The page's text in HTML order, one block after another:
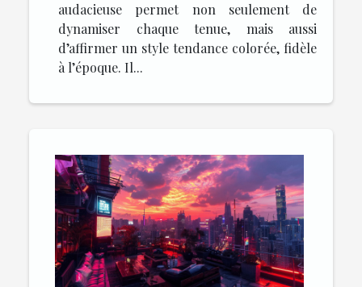
audacieuse permet non seulement de
dynamiser chaque tenue, mais aussi
d’affirmer un style tendance colorée, fidèle
à l’époque. Il...